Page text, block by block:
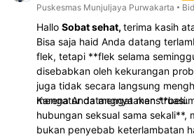
Puskesmas Munjuljaya Purwakarta
Hallo Sobat sehat, terima kasih
Bisa saja haid Anda datang
flek, tetapi **flek selama
disebabkan oleh kekurangan
juga tidak secara langsung
mengatur datangnya menstruasi.
Karena Anda mengatakan
hubungan seksual sama sekali**,
bukan penyebab keterlambatan